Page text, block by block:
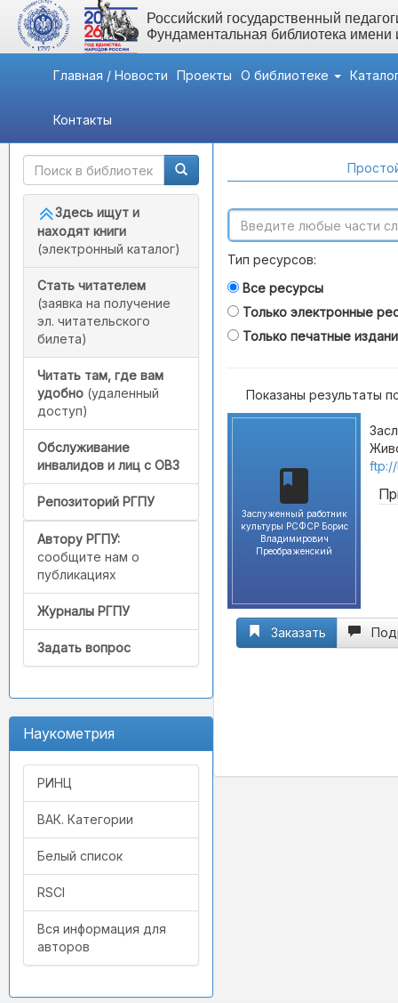
Российский государственный
Фундаментальная библиотека
Главная / Новости Проекты О библиотеке
Контакты
Быстрый доступ
Здесь ищут и
находят книги
(электронный каталог)
Стать читателем
(заявка на получение
эл. читательского
билета)
Читать там, где вам
удобно (удаленный
доступ)
Обслуживание
инвалидов и лиц с ОВЗ
Репозиторий РГПУ
Автору РГПУ:
сообщите нам о
публикациях
Журналы РГПУ
Задать вопрос
Наукометрия
РИНЦ
ВАК. Категории
Белый список
RSCI
Вся информация для
авторов
Тип ресурсов:
Все ресурсы
Только электронные
Только печатные
Показаны результаты
Заслуженный работник
культуры РСФСР Борис
Владимирович
Преображенский
Заказать